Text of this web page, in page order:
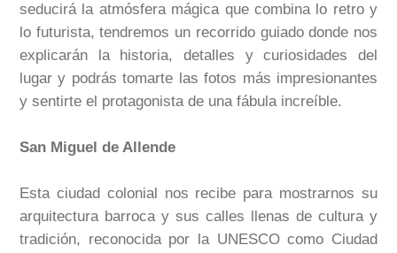
seducirá la atmósfera mágica que combina lo retro y
lo futurista, tendremos un recorrido guiado donde nos
explicarán la historia, detalles y curiosidades del
lugar y podrás tomarte las fotos más impresionantes
y sentirte el protagonista de una fábula increíble.
San Miguel de Allende
Esta ciudad colonial nos recibe para mostrarnos su
arquitectura barroca y sus calles llenas de cultura y
tradición, reconocida por la UNESCO como Ciudad